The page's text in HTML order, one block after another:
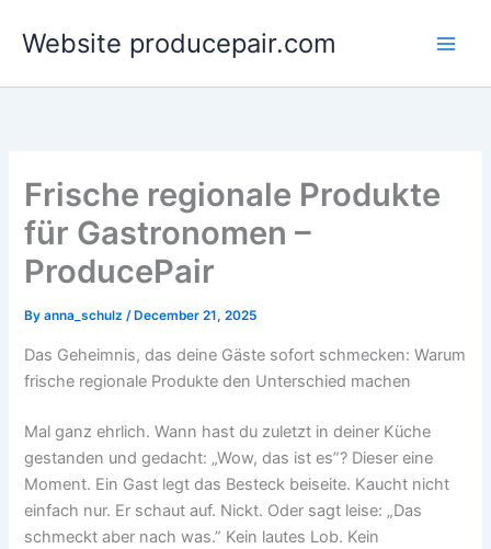
Website producepair.com
Frische regionale Produkte
für Gastronomen –
ProducePair
Byanna_schulz/ December 21, 2025
Das Geheimnis, das deine Gäste sofort schmecken: Warum
frische regionale Produkte den Unterschied machen
Mal ganz ehrlich. Wann hast du zuletzt in deiner Küche
gestanden und gedacht: „Wow, das ist es”? Dieser eine
Moment. Ein Gast legt das Besteck beiseite. Kaucht nicht
einfach nur. Er schaut auf. Nickt. Oder sagt leise: „Das
schmeckt aber nach was.” Kein lautes Lob. Kein